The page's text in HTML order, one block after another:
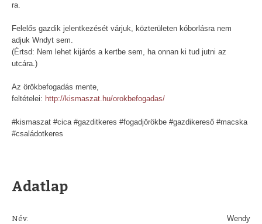
ra.
Felelős gazdik jelentkezését várjuk, közterületen kóborlásra nem
adjuk Wndyt sem.
(Értsd: Nem lehet kijárós a kertbe sem, ha onnan ki tud jutni az
utcára.)
Az örökbefogadás mente,
feltételei: http://kismaszat.hu/orokbefogadas/
#kismaszat #cica #gazditkeres #fogadjörökbe #gazdikereső #macska
#családotkeres
Adatlap
Név: Wendy